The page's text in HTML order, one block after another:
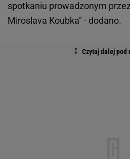
spotkaniu prowadzonym
Miroslava Koubka" - dodano.